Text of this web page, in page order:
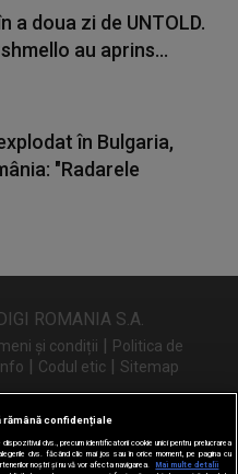
a doua zi de UNTOLD.
au aprins...
în Bulgaria,
"Radarele
ROMANIA S.A.
și condiții | Politica de
| Codul etic | Sitemap
ne și pe
rămână confidențiale
dvs., precum identificatorii cookie unici pentru prelucrarea
dvs. făcând clic mai jos sau în orice moment, pe pagina cu
noștri și nu vă vor afecta navigarea.
Mai multe detalii